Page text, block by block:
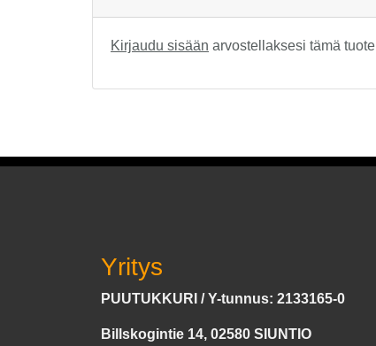
Kirjaudu sisään arvostellaksesi tämä tuote
Yritys
PUUTUKKURI / Y-tunnus: 2133165-0
Billskogintie 14, 02580 SIUNTIO